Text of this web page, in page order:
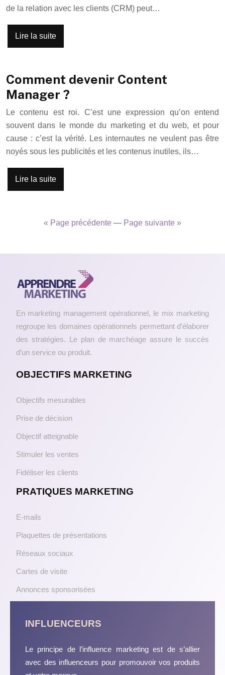
de la relation avec les clients (CRM) peut…
Lire la suite
Comment devenir Content
Manager ?
Le contenu est roi. C’est une expression qu’on entend
souvent dans le monde du marketing et du web, et pour
cause : c’est la vérité. Les internautes ne veulent pas être
noyés sous les publicités et les contenus inutiles, ils…
Lire la suite
« Page précédente — Page suivante »
En marketing management opérationnel, le mix marketing
regroupe les domaines opérationnels permettant d’élaborer
des stratégies. Le plan de marchéage assure le succès
d’un service ou produit.
OBJECTIFS MARKETING
Objectifs mesurables
Prise de décision
Objectif atteignable
Stimuler les ventes
Fidéliser les clients
PRATIQUES MARKETING
E-mails
Plaquettes de présentations
Réseaux sociaux
Cartes de visite
Annonces sponsorisées
INFLUENCEURS
Le principe de l’influence marketing est de s’allier
avec des influenceurs pour promouvoir vos produits